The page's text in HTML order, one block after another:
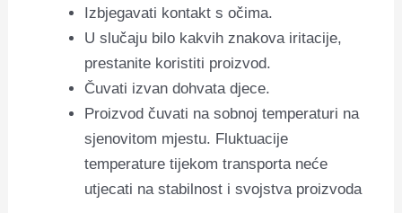
Izbjegavati kontakt s očima.
U slučaju bilo kakvih znakova iritacije,
prestanite koristiti proizvod.
Čuvati izvan dohvata djece.
Proizvod čuvati na sobnoj temperaturi na
sjenovitom mjestu. Fluktuacije
temperature tijekom transporta neće
utjecati na stabilnost i svojstva proizvoda